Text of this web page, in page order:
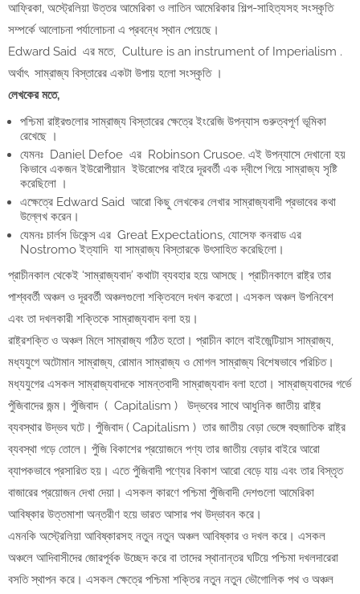
আফ্রিকা, অস্ট্রেলিয়া উত্তর আমেরিকা ও লাতিন আমেরিকার শিল্প-সাহিত্যসহ সংস্কৃতি
সম্পর্কে আলােচনা পর্যালােচনা এ প্রবন্ধে স্থান পেয়েছে।
Edward Said এর মতে, Culture is an instrument of Imperialism .
অর্থাৎ সাম্রাজ্য বিস্তারের একটা উপায় হলো সংস্কৃতি ।
লেখকের মতে,
পশ্চিমা রাষ্ট্রগুলোর সাম্রাজ্য বিস্তারের ক্ষেত্রে ইংরেজি উপন্যাস গুরুত্বপূর্ণ ভূমিকা
রেখেছে ।
যেমনঃ Daniel Defoe এর Robinson Crusoe. এই উপন্যাসে দেখানো হয়
কিভাবে একজন ইউরোপীয়ান ইউরোপের বাইরে দূরবর্তী এক দ্বীপে গিয়ে সাম্রাজ্য সৃষ্টি
করেছিলো ।
এক্ষেত্রে Edward Said আরো কিছু লেখকের লেখার সাম্রাজ্যবাদী প্রভাবের কথা
উল্লেখ করেন।
যেমনঃ চার্লস ডিকেন্স এর Great Expectations, যোসেফ কনরাড এর
Nostromo ইত্যাদি যা সাম্রাজ্য বিস্তারকে উৎসাহিত করেছিলো।
প্রাচীনকাল থেকেই ‘সাম্রাজ্যবাদ’ কথাটা ব্যবহার হয়ে আসছে। প্রাচীনকালে রাষ্ট্র তার
পাশ্ববর্তী অঞ্চল ও দূরবর্তী অঞ্চলগুলাে শক্তিবলে দখল করতাে। এসকল অঞ্চল উপনিবেশ
এবং তা দখলকারী শক্তিকে সাম্রাজ্যবাদ বলা হয়।
রাষ্ট্রশক্তি ও অঞ্চল মিলে সাম্রাজ্য গঠিত হতাে। প্রাচীন কালে বাইজেন্টিয়াস সাম্রাজ্য,
মধ্যযুগে অটোমান সাম্রাজ্য, রােমান সাম্রাজ্য ও মােগল সাম্রাজ্য বিশেষভাবে পরিচিত।
মধ্যযুগের এসকল সাম্রাজ্যবাদকে সামন্তবাদী সাম্রাজ্যবাদ বলা হতাে। সাম্রাজ্যবাদের গর্ভে
পুঁজিবাদের জন্ম। পুঁজিবাদ ( Capitalism ) উদ্ভবের সাথে আধুনিক জাতীয় রাষ্ট্র
ব্যবস্থার উদ্ভব ঘটে। পুঁজিবাদ ( Capitalism ) তার জাতীয় বেড়া ভেঙ্গে বহুজাতিক রাষ্ট্র
ব্যবস্থা গড়ে তােলে। পুঁজি বিকাশের প্রয়ােজনে পণ্য তার জাতীয় বেড়ার বাইরে আরাে
ব্যাপকভাবে প্রসারিত হয়। এতে পুঁজিবাদী পণ্যের বিকাশ আরাে বেড়ে যায় এবং তার বিস্তৃত
বাজারের প্রয়ােজন দেখা দেয়া। এসকল কারণে পশ্চিমা পুঁজিবাদী দেশগুলাে আমেরিকা
আবিষ্কার উত্তমাশা অন্তরীণ হয়ে ভারত আসার পথ উদ্ভাবন করে।
এমনকি অস্ট্রেলিয়া আবিষ্কারসহ নতুন নতুন অঞ্চল আবিষ্কার ও দখল করে। এসকল
অঞ্চলে আদিবাসীদের জোরপূর্বক উচ্ছেদ করে বা তাদের স্থানান্তর ঘটিয়ে পশ্চিমা দখলদারেরা
বসতি স্থাপন করে। এসকল ক্ষেত্রে পশ্চিমা শক্তির নতুন নতুন ভৌগােলিক পথ ও অঞ্চল